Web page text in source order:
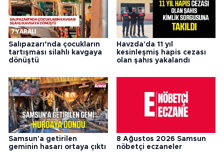
Salıpazarı’nda çocukların
tartışması silahlı kavgaya
dönüştü
Havzda'da 11 yıl
kesinleşmiş hapis cezası
olan şahıs yakalandı
Samsun'a getirilen
geminin hasarı ortaya çıktı
8 Ağustos 2026 Samsun
nöbetçi eczaneler